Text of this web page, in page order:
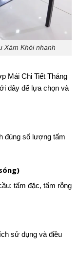
Xám Khói nhanh
Mái Chi Tiết Tháng
đây để lựa chọn và
đúng số lượng tấm
tấm đặc, tấm rỗng
sử dụng và điều